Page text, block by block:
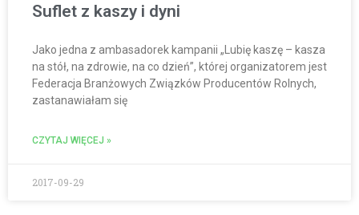
Suflet z kaszy i dyni
Jako jedna z ambasadorek kampanii „Lubię kaszę – kasza
na stół, na zdrowie, na co dzień”, której organizatorem jest
Federacja Branżowych Związków Producentów Rolnych,
zastanawiałam się
CZYTAJ WIĘCEJ »
2017-09-29